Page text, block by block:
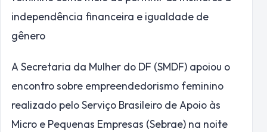
independência financeira e igualdade de
gênero
A Secretaria da Mulher do DF (SMDF) apoiou o
encontro sobre empreendedorismo feminino
realizado pelo Serviço Brasileiro de Apoio às
Micro e Pequenas Empresas (Sebrae) na noite